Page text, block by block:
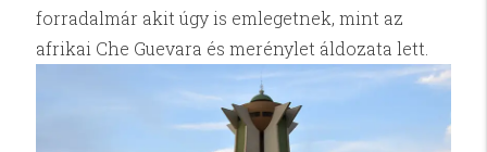
forradalmár akit úgy is emlegetnek, mint az
afrikai Che Guevara és merénylet áldozata lett.